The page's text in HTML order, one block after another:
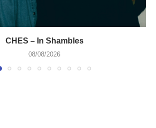
CHES – In Shambles
08/08/2026